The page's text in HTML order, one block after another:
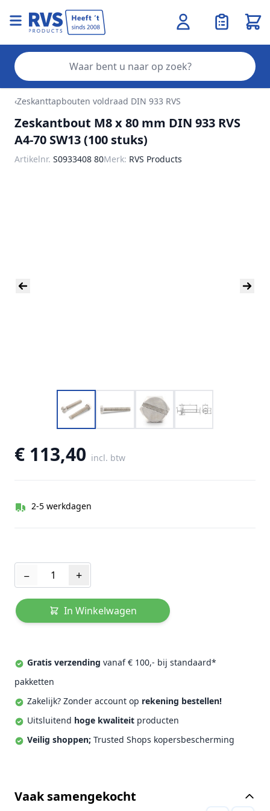
Ga naar de inhoud
‹Zeskanttapbouten voldraad DIN 933 RVS
Zeskantbout M8 x 80 mm DIN 933 RVS
A4-70 SW13 (100 stuks)
Artikelnr. S0933408 80Merk: RVS Products
€ 113,40 incl. btw
2-5 werkdagen
− +
In Winkelwagen
Gratis verzending vanaf € 100,- bij standaard*
pakketten
Zakelijk? Zonder account op rekening bestellen!
Uitsluitend hoge kwaliteit producten
Veilig shoppen; Trusted Shops kopersbescherming
Vaak samengekocht